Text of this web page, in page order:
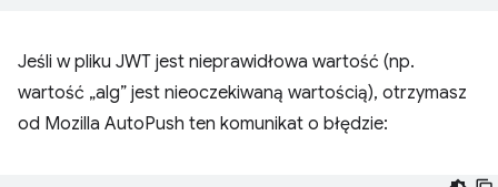
Jeśli w pliku JWT jest nieprawidłowa wartość (np.
wartość „alg” jest nieoczekiwaną wartością), otrzymasz
od Mozilla AutoPush ten komunikat o błędzie: